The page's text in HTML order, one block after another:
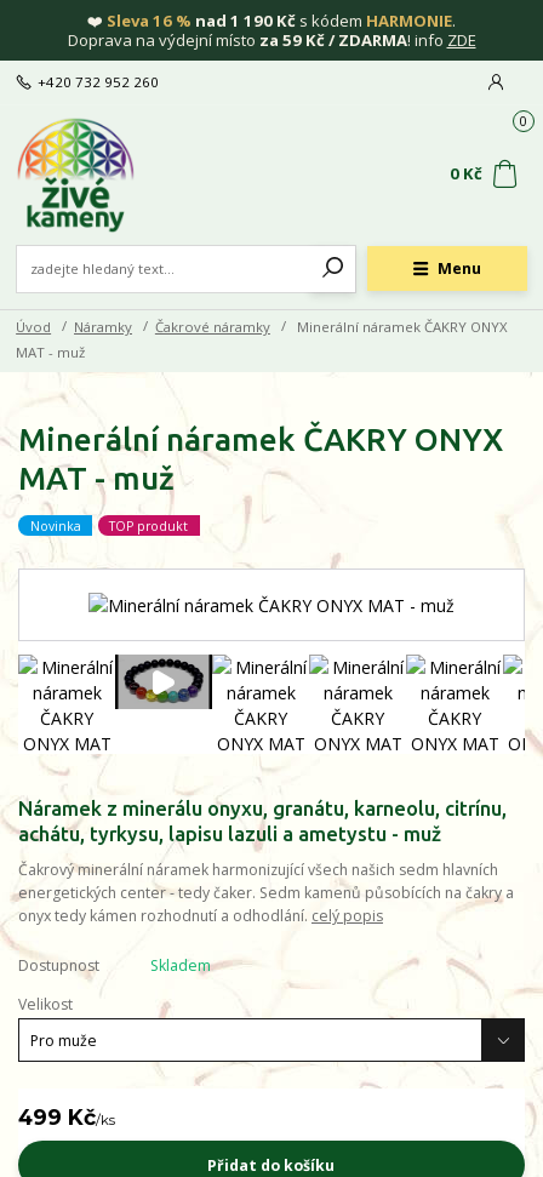
❤️ Sleva 16 % nad 1 190 Kč s kódem HARMONIE.
Doprava na výdejní místo za 59 Kč / ZDARMA! info ZDE
Menu
+420 732 952 260
0
0 Kč
Úvod Náramky Čakrové náramky
Minerální náramek ČAKRY ONYX
MAT - muž
Minerální náramek ČAKRY ONYX
MAT - muž
Novinka TOP produkt
Náramek z minerálu onyxu, granátu, karneolu, citrínu,
achátu, tyrkysu, lapisu lazuli a ametystu - muž
Čakrový minerální náramek harmonizující všech našich sedm hlavních
energetických center - tedy čaker. Sedm kamenů působících na čakry a
onyx tedy kámen rozhodnutí a odhodlání. celý popis
Dostupnost
Skladem
Velikost
499 Kč/ks
Přidat do košíku